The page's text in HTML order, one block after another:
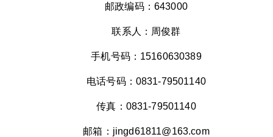
邮政编码：643000
联系人：周俊群
手机号码：15160630389
电话号码：0831-79501140
传真：0831-79501140
邮箱：jingd61811@163.com